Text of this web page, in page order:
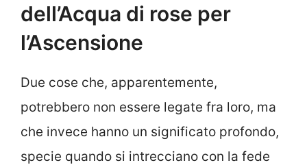
dell’Acqua di rose per
l’Ascensione
Due cose che, apparentemente,
potrebbero non essere legate fra loro, ma
che invece hanno un significato profondo,
specie quando si intrecciano con la fede